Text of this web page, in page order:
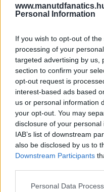
Personal Information
If you wish to opt-out of
processing of your
targeted advertising by us,
section to confirm your
opt-out request is
interest-based ads based
us or personal information
your opt-out. You may
disclosure of your
IAB’s list of downstream
also be disclosed by us to
Downstream Participants
Please note that this
Personal Data